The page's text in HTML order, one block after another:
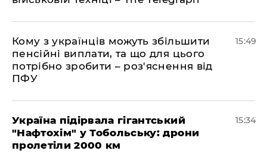
Кому з українців можуть збільшити
пенсійні виплати, та що для цього
потрібно зробити – роз'яснення від
ПФУ
15:49
Україна підірвала гігантський
"Нафтохім" у Тобольську: дрони
пролетіли 2000 км
15:34